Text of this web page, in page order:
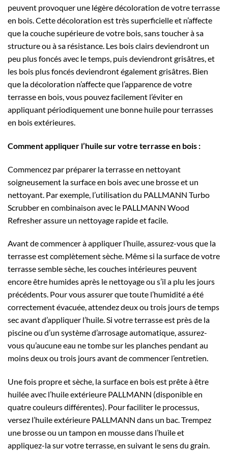
peuvent provoquer une légère décoloration de votre terrasse
en bois. Cette décoloration est très superficielle et n’affecte
que la couche supérieure de votre bois, sans toucher à sa
structure ou à sa résistance. Les bois clairs deviendront un
peu plus foncés avec le temps, puis deviendront grisâtres, et
les bois plus foncés deviendront également grisâtres. Bien
que la décoloration n’affecte que l’apparence de votre
terrasse en bois, vous pouvez facilement l’éviter en
appliquant périodiquement une bonne huile pour terrasses
en bois extérieures.
Comment appliquer l’huile sur votre terrasse en bois :
Commencez par préparer la terrasse en nettoyant
soigneusement la surface en bois avec une brosse et un
nettoyant. Par exemple, l’utilisation du PALLMANN Turbo
Scrubber en combinaison avec le PALLMANN Wood
Refresher assure un nettoyage rapide et facile.
Avant de commencer à appliquer l’huile, assurez-vous que la
terrasse est complètement sèche. Même si la surface de votre
terrasse semble sèche, les couches intérieures peuvent
encore être humides après le nettoyage ou s’il a plu les jours
précédents. Pour vous assurer que toute l’humidité a été
correctement évacuée, attendez deux ou trois jours de temps
sec avant d’appliquer l’huile. Si votre terrasse est près de la
piscine ou d’un système d’arrosage automatique, assurez-
vous qu’aucune eau ne tombe sur les planches pendant au
moins deux ou trois jours avant de commencer l’entretien.
Une fois propre et sèche, la surface en bois est prête à être
huilée avec l’huile extérieure PALLMANN (disponible en
quatre couleurs différentes). Pour faciliter le processus,
versez l’huile extérieure PALLMANN dans un bac. Trempez
une brosse ou un tampon en mousse dans l’huile et
appliquez-la sur votre terrasse, en suivant le sens du grain.